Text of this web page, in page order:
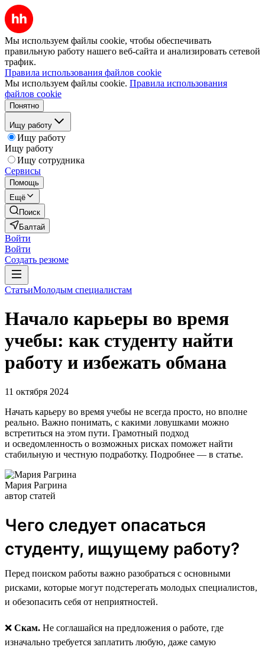
Мы используем файлы cookie, чтобы обеспечивать
правильную работу нашего веб-сайта и анализировать сетевой
трафик.
Правила использования файлов cookie
Мы используем файлы cookie. Правила использования
файлов cookie
Понятно
Ищу работу
Ищу работу
Ищу работу
Ищу сотрудника
Сервисы
Помощь
Ещё
Поиск
Балтай
Войти
Войти
Создать резюме
СтатьиМолодым специалистам
Начало карьеры во время
учебы: как студенту найти
работу и избежать обмана
11 октября 2024
Начать карьеру во время учебы не всегда просто, но вполне
реально. Важно понимать, с какими ловушками можно
встретиться на этом пути. Грамотный подход
и осведомленность о возможных рисках поможет найти
стабильную и честную подработку. Подробнее — в статье.
Мария Рагрина
автор статей
Чего следует опасаться
студенту, ищущему работу?
Перед поиском работы важно разобраться с основными
рисками, которые могут подстерегать молодых специалистов,
и обезопасить себя от неприятностей.
❌ Скам. Не соглашайся на предложения о работе, где
изначально требуется заплатить любую, даже самую